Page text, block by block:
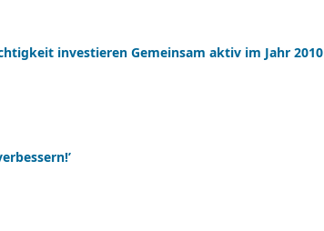
investieren Gemeinsam aktiv im Jahr 2010